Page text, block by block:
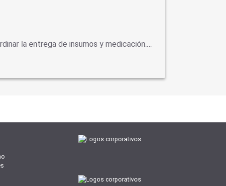
la entrega de insumos y medicación.…